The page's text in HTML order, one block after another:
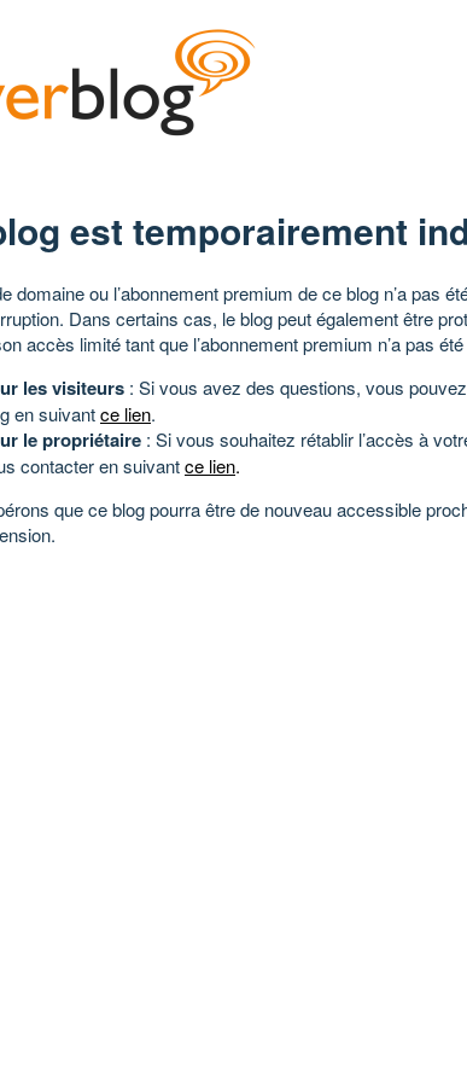
est temporairement
domaine ou l’abonnement premium de ce blog n’a pas
Dans certains cas, le blog peut également être
accès limité tant que l’abonnement premium n’a pas
les visiteurs : Si vous avez des questions, vous
en suivantce lien.
le propriétaire : Si vous souhaitez rétablir l’accès à
contacter en suivantce lien.
que ce blog pourra être de nouveau accessible